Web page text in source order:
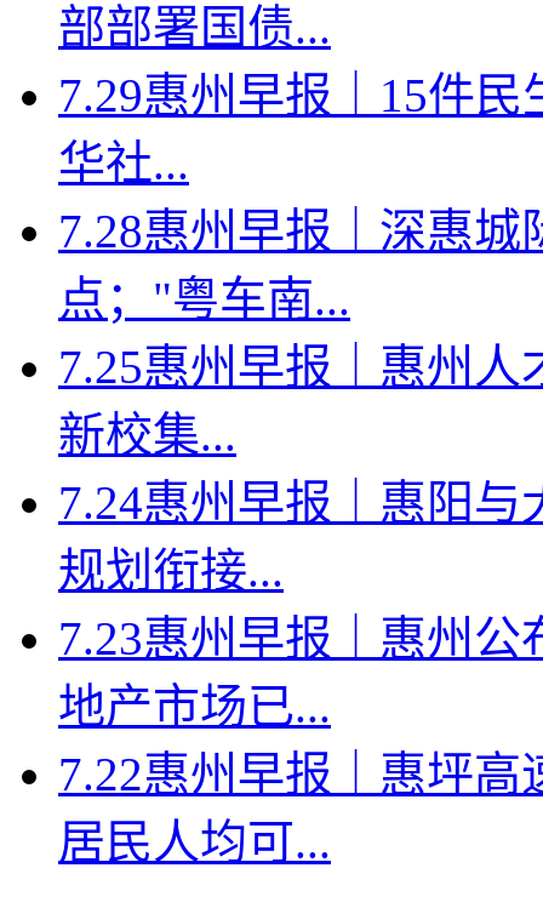
部部署国债...
7.29惠州早报｜15件
华社...
7.28惠州早报｜深惠
点；"粤车南...
7.25惠州早报｜惠州
新校集...
7.24惠州早报｜惠阳
规划衔接...
7.23惠州早报｜惠州
地产市场已...
7.22惠州早报｜惠坪
居民人均可...